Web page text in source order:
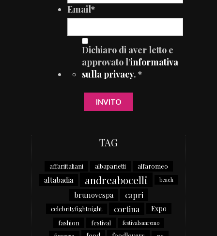
Email*
Dichiaro di aver letto e
approvato l’informativa
sulla privacy. *
TAG
affariitaliani albaparietti alfaromeo
altabadia andreabocelli beach
brunovespa capri
celebrityfightnight cortina Expo
fashion festival festivalsanremo